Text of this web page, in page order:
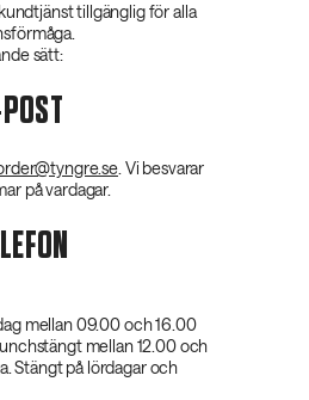
tillgänglig för alla
sätt:
. Vi besvarar
på vardagar.
mellan 09.00 och 16.00
mellan 12.00 och
Stängt på lördagar och